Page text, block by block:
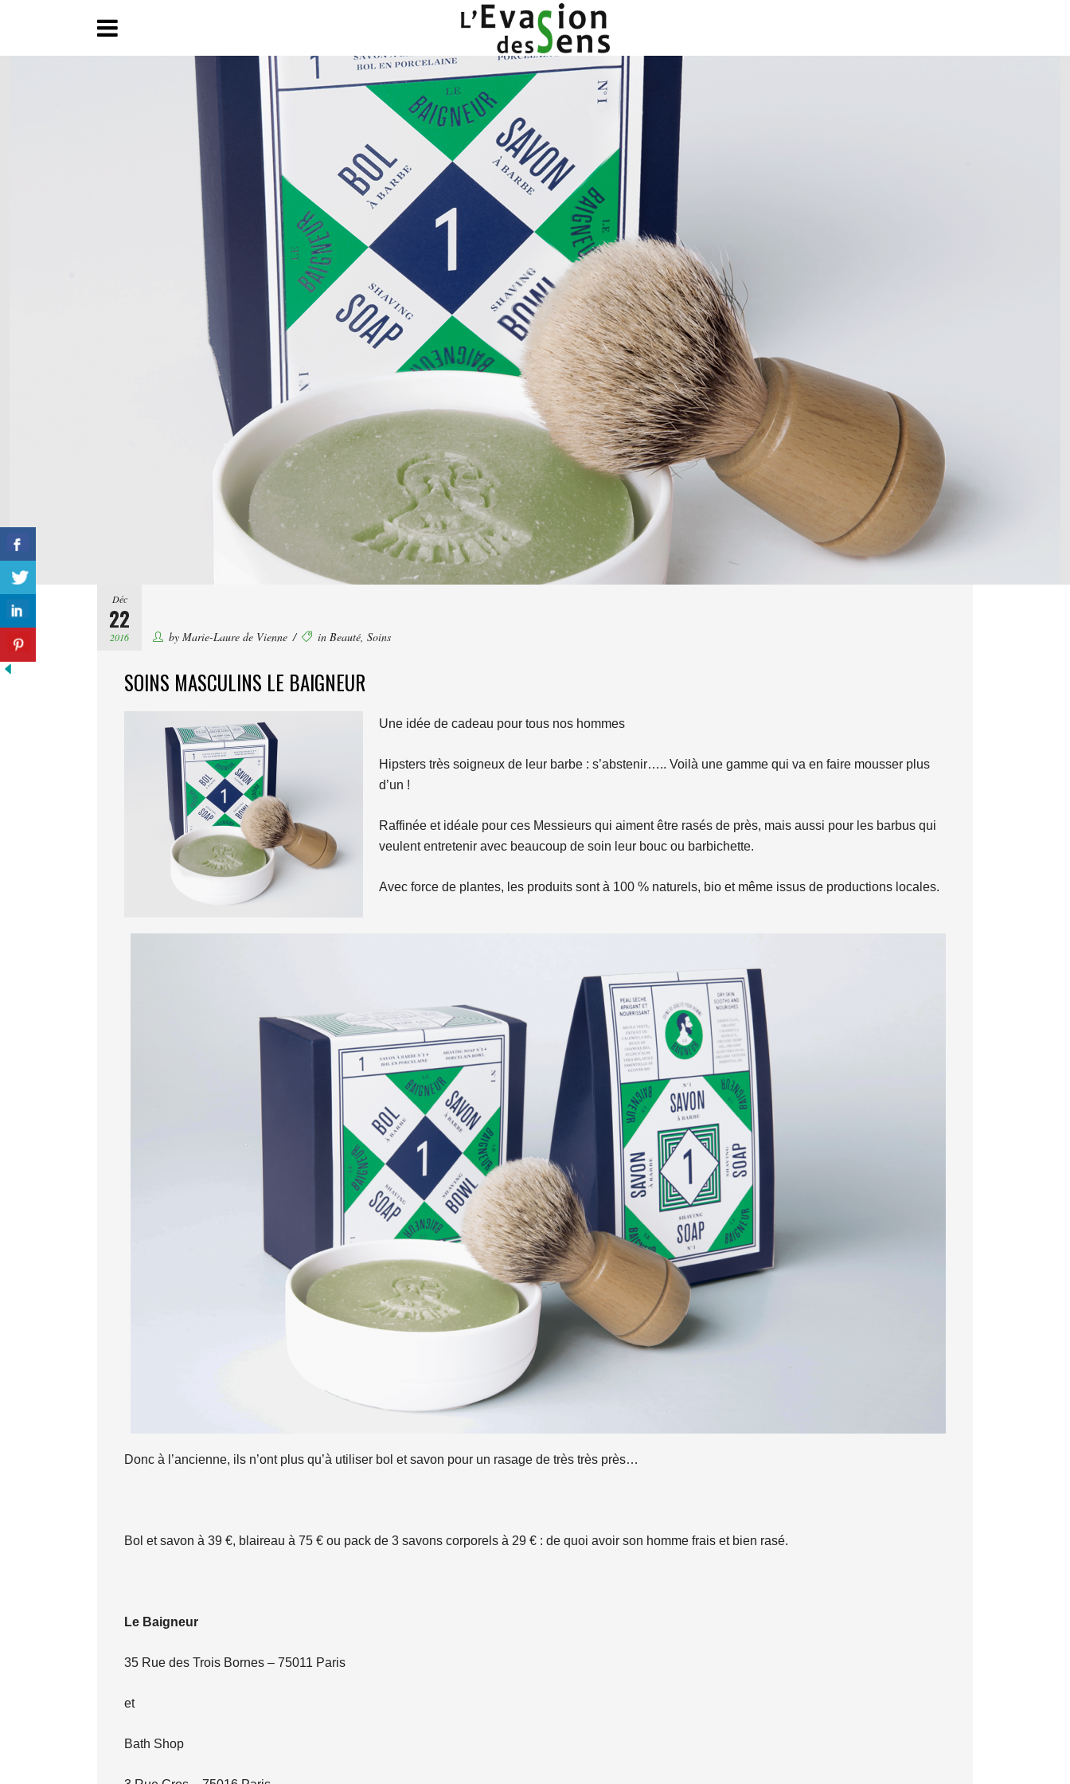
Déc
22
2016 by Marie-Laure de Vienne in Beauté, Soins
SOINS MASCULINS LE BAIGNEUR
Une idée de cadeau pour tous nos hommes
Hipsters très soigneux de leur barbe : s’abstenir….. Voilà une gamme qui va en faire mousser plus
d’un !
Raffinée et idéale pour ces Messieurs qui aiment être rasés de près, mais aussi pour les barbus qui
veulent entretenir avec beaucoup de soin leur bouc ou barbichette.
Avec force de plantes, les produits sont à 100 % naturels, bio et même issus de productions locales.
Donc à l’ancienne, ils n’ont plus qu’à utiliser bol et savon pour un rasage de très très près…
Bol et savon à 39 €, blaireau à 75 € ou pack de 3 savons corporels à 29 € : de quoi avoir son homme frais et bien rasé.
Le Baigneur
35 Rue des Trois Bornes – 75011 Paris
et
Bath Shop